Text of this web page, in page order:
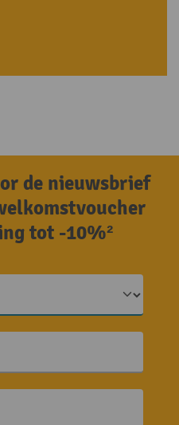
de nieuwsbrief
tot -10%²